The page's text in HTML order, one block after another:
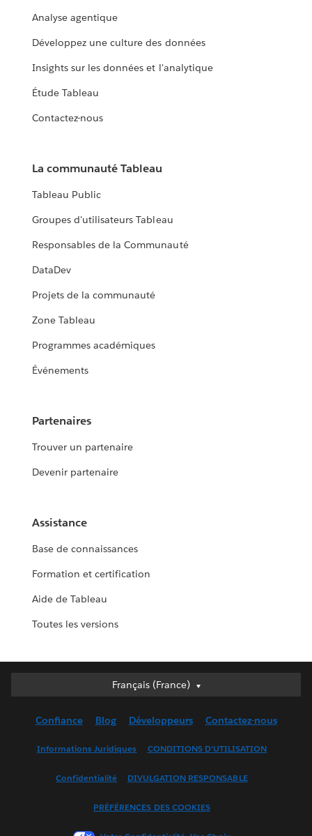
Analyse agentique
Développez une culture des données
Insights sur les données et l'analytique
Étude Tableau
Contactez-nous
La communauté Tableau
Tableau Public
Groupes d'utilisateurs Tableau
Responsables de la Communauté
DataDev
Projets de la communauté
Zone Tableau
Programmes académiques
Événements
Partenaires
Trouver un partenaire
Devenir partenaire
Assistance
Base de connaissances
Formation et certification
Aide de Tableau
Toutes les versions
Français (France)
Français (France)
English (UK)
Français (Canada)
Confiance Blog Développeurs Contactez-nous
Informations Juridiques CONDITIONS D'UTILISATION
Confidentialité DIVULGATION RESPONSABLE
PRÉFÉRENCES DES COOKIES